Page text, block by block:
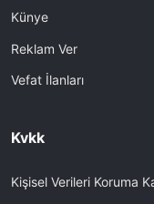
Künye
Reklam Ver
Vefat İlanları
Kvkk
Kişisel Verileri Koruma